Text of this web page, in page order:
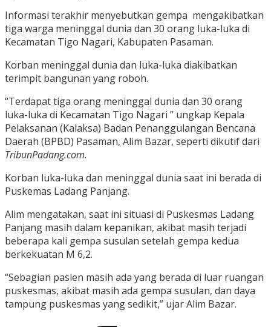
Informasi terakhir menyebutkan gempa mengakibatkan
tiga warga meninggal dunia dan 30 orang luka-luka di
Kecamatan Tigo Nagari, Kabupaten Pasaman.
Korban meninggal dunia dan luka-luka diakibatkan
terimpit bangunan yang roboh.
“Terdapat tiga orang meninggal dunia dan 30 orang
luka-luka di Kecamatan Tigo Nagari ” ungkap Kepala
Pelaksanan (Kalaksa) Badan Penanggulangan Bencana
Daerah (BPBD) Pasaman, Alim Bazar, seperti dikutif dari
TribunPadang.com.
Korban luka-luka dan meninggal dunia saat ini berada di
Puskemas Ladang Panjang.
Alim mengatakan, saat ini situasi di Puskesmas Ladang
Panjang masih dalam kepanikan, akibat masih terjadi
beberapa kali gempa susulan setelah gempa kedua
berkekuatan M 6,2.
“Sebagian pasien masih ada yang berada di luar ruangan
puskesmas, akibat masih ada gempa susulan, dan daya
tampung puskesmas yang sedikit,” ujar Alim Bazar.